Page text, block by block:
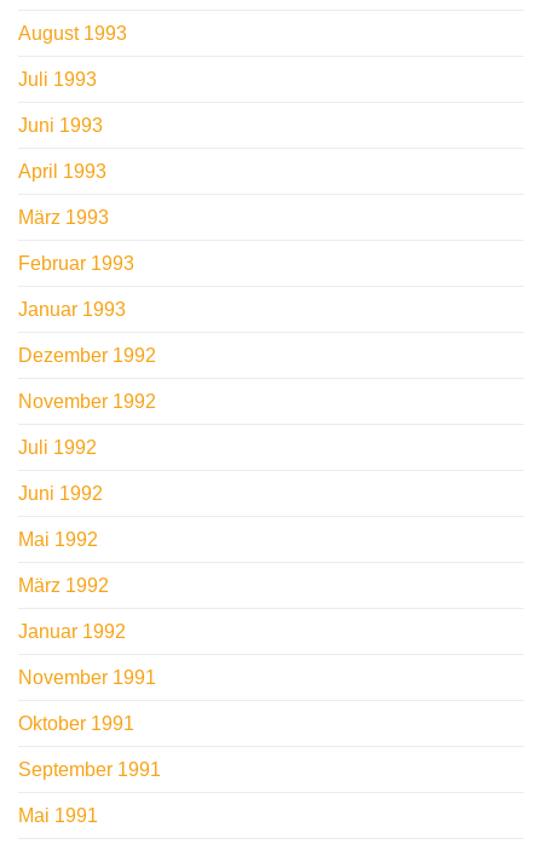
August 1993
Juli 1993
Juni 1993
April 1993
März 1993
Februar 1993
Januar 1993
Dezember 1992
November 1992
Juli 1992
Juni 1992
Mai 1992
März 1992
Januar 1992
November 1991
Oktober 1991
September 1991
Mai 1991